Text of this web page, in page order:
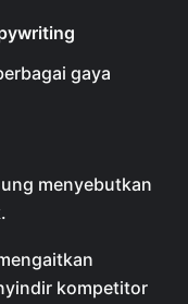
gaya
menyebutkan
kompetitor